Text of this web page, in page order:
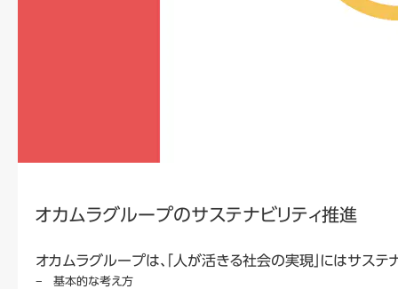
オカムラグループのサステナビリティ推進
オカムラグループは、「人が活きる社会の実現」にはサス
基本的な考え方